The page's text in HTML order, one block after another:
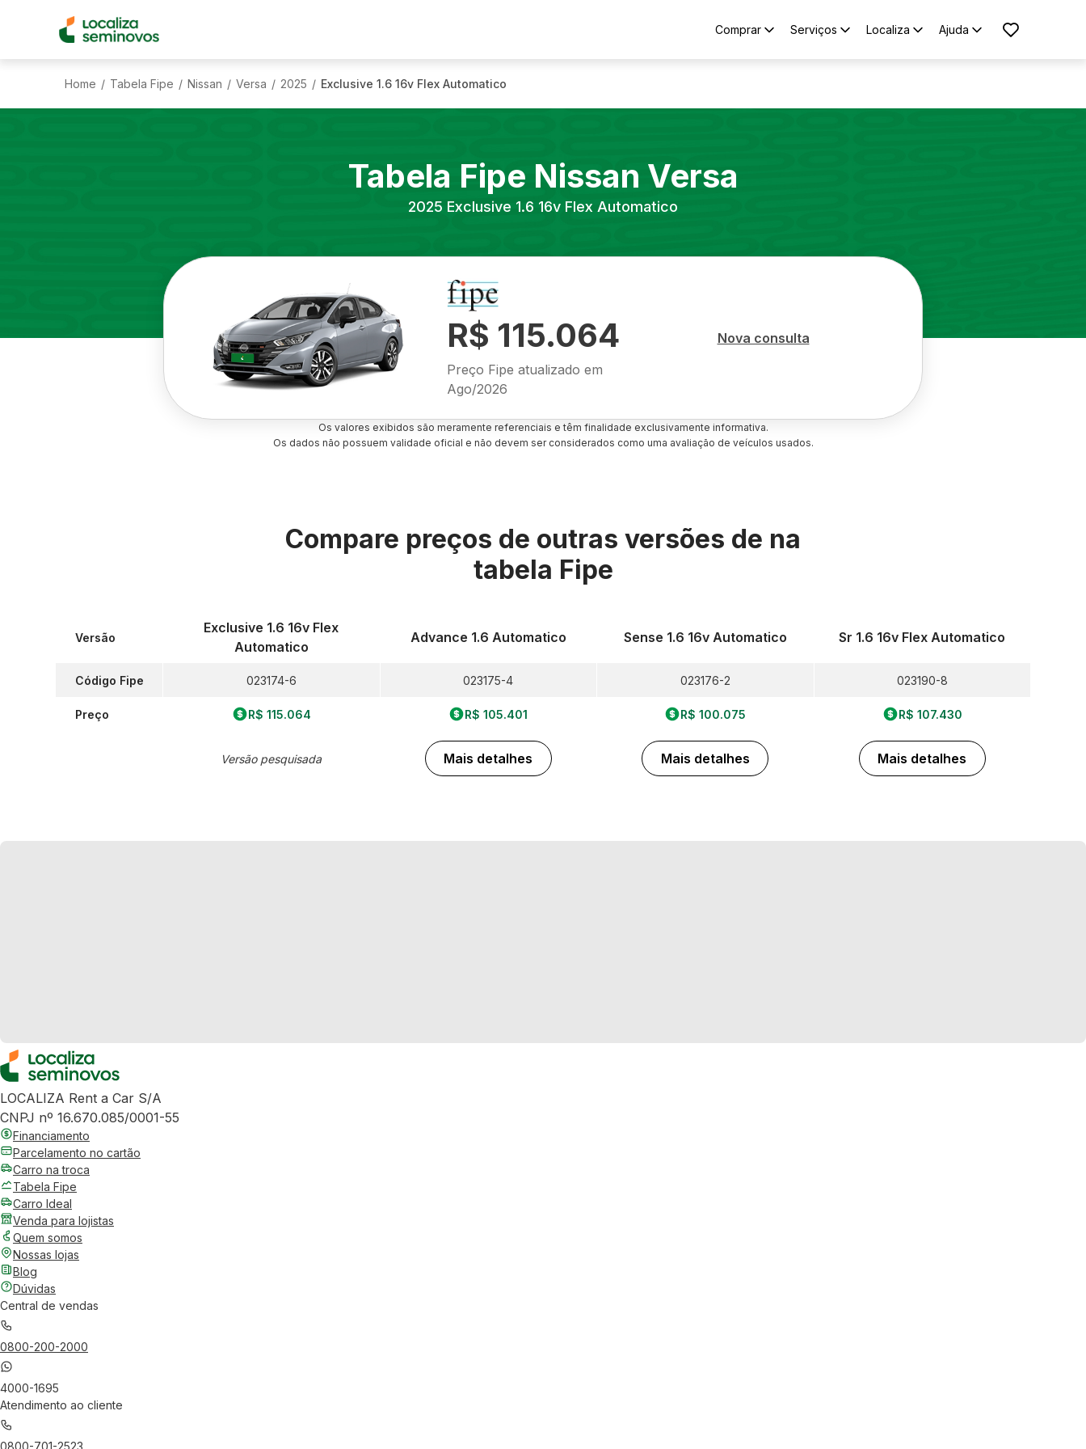
Comprar Serviços Localiza Ajuda
Home / Tabela Fipe / Nissan / Versa / 2025 / Exclusive 1.6 16v Flex Automatico
Tabela Fipe Nissan Versa
2025 Exclusive 1.6 16v Flex Automatico
R$ 115.064
Preço Fipe atualizado em
Ago/2026
Nova consulta
Os valores exibidos são meramente referenciais e têm finalidade exclusivamente informativa.
Os dados não possuem validade oficial e não devem ser considerados como uma avaliação de veículos usados.
Compare preços de outras versões de na
tabela Fipe
Versão
Código Fipe
Preço
Exclusive 1.6 16v Flex
Automatico
023174-6
R$ 115.064
Versão pesquisada
Advance 1.6 Automatico
023175-4
R$ 105.401
Mais detalhes
Sense 1.6 16v Automatico
023176-2
R$ 100.075
Mais detalhes
Sr 1.6 16v Flex Automatico
023190-8
R$ 107.430
Mais detalhes
LOCALIZA Rent a Car S/A
CNPJ nº 16.670.085/0001-55
Financiamento
Parcelamento no cartão
Carro na troca
Tabela Fipe
Carro Ideal
Venda para lojistas
Quem somos
Nossas lojas
Blog
Dúvidas
Central de vendas
0800-200-2000
4000-1695
Atendimento ao cliente
0800-701-2523